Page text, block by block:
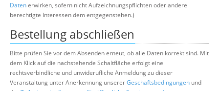
Datenerwirken, sofern nicht Aufzeichnungspflichten oder andere
berechtigte Interessen dem entgegenstehen.)
Bestellung abschließen
Bitte prüfen Sie vor dem Absenden erneut, ob alle Daten korrekt sind. Mit
dem Klick auf die nachstehende Schaltfläche erfolgt eine
rechtsverbindliche und unwiderufliche Anmeldung zu dieser
Veranstaltung unter Anerkennung unsererGeschäftsbedingungen und